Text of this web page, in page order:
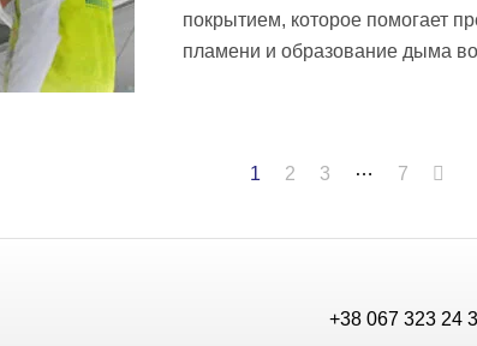
покрытием, которое помогает
пламени и образование дыма
1 2 3 … 7
+38 067 323 24